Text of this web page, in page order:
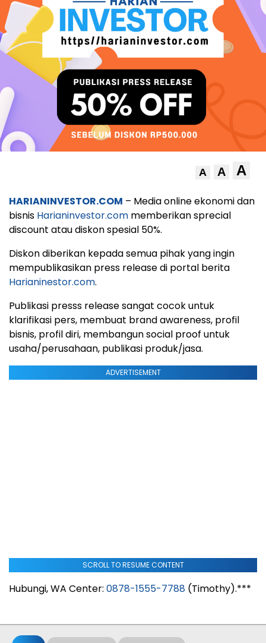
A A A
HARIANINVESTOR.COM – Media online ekonomi dan
bisnis Harianinvestor.com memberikan sprecial
discount atau diskon spesial 50%.
Diskon diberikan kepada semua pihak yang ingin
mempublikasikan press release di portal berita
Harianinestor.com.
Publikasi presss release sangat cocok untuk
klarifikasi pers, membuat brand awareness, profil
bisnis, profil diri, membangun social proof untuk
usaha/perusahaan, publikasi produk/jasa.
ADVERTISEMENT
SCROLL TO RESUME CONTENT
Hubungi, WA Center: 0878-1555-7788 (Timothy).***